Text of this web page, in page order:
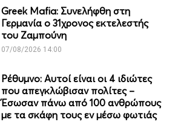
Greek Mafia: Συνελήφθη στη
Γερμανία ο 31χρονος εκτελεστής
του Ζαμπούνη
07/08/2026 14:00
Ρέθυμνο: Αυτοί είναι οι 4 ιδιώτες
που απεγκλώβισαν πολίτες –
Έσωσαν πάνω από 100 ανθρώπους
με τα σκάφη τους εν μέσω φωτιάς